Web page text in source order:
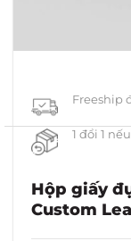
Freeship
1 đổi 1
Hộp giấy
Custom